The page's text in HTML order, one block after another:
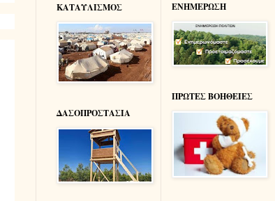
ΚΑΤΑΥΛΙΣΜΟΣ
ΔΑΣΟΠΡΟΣΤΑΣΙΑ
ΕΝΗΜΕΡΩΣΗ
ΠΡΩΤΕΣ ΒΟΗΘΕΙΕΣ